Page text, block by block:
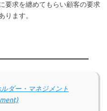
要求を纏めてもらい顧客の要求
ります。
ダー・マネジメント